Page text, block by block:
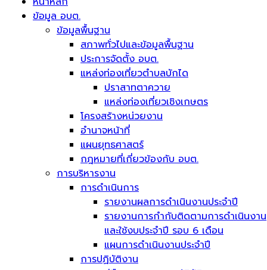
ข้อมูล อบต.
ข้อมูลพื้นฐาน
สภาพทั่วไปและข้อมูลพื้นฐาน
ประการจัดตั้ง อบต.
แหล่งท่องเที่ยวตำบลบักได
ปราสาทตาควาย
แหล่งท่องเที่ยวเชิงเกษตร
โครงสร้างหน่วยงาน
อำนาจหน้าที่
แผนยุทธศาสตร์
กฎหมายที่เกี่ยวข้องกับ อบต.
การบริหารงาน
การดำเนินการ
รายงานผลการดำเนินงานประจำปี
รายงานการกำกับติดตามการดำเนินงาน
และใช้งบประจำปี รอบ 6 เดือน
แผนการดำเนินงานประจำปี
การปฏิบัติงาน